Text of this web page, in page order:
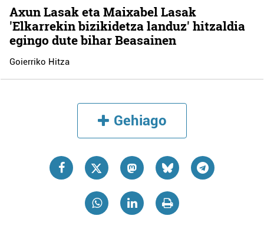
Axun Lasak eta Maixabel Lasak
'Elkarrekin bizikidetza landuz' hitzaldia
egingo dute bihar Beasainen
Goierriko Hitza
Gehiago